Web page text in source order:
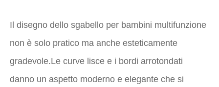
Il disegno dello sgabello per bambini multifunzione
non è solo pratico ma anche esteticamente
gradevole.Le curve lisce e i bordi arrotondati
danno un aspetto moderno e elegante che si